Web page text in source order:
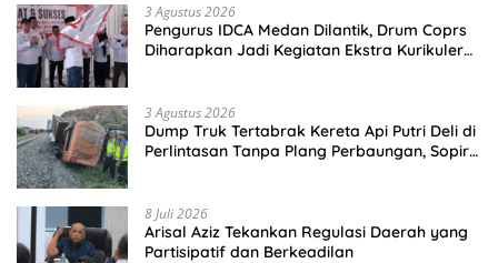
3 Agustus 2026
Pengurus IDCA Medan Dilantik, Drum Coprs
Diharapkan Jadi Kegiatan Ekstra Kurikuler
3 Agustus 2026
Dump Truk Tertabrak Kereta Api Putri Deli di
Perlintasan Tanpa Plang Perbaungan, Sopir
8 Juli 2026
Arisal Aziz Tekankan Regulasi Daerah yang
Partisipatif dan Berkeadilan